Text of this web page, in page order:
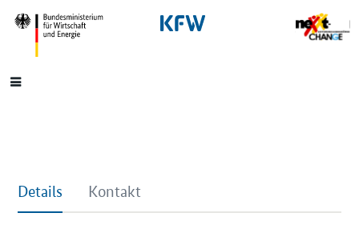
SrOnlyNavigation
Hauptmenü
Details Kontakt